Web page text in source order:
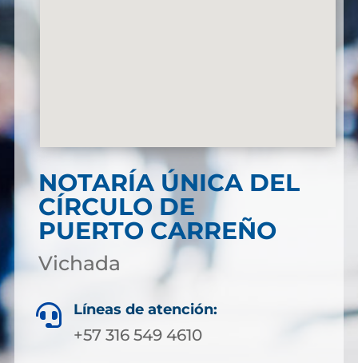
NOTARÍA ÚNICA DEL
CÍRCULO DE
PUERTO CARREÑO
Vichada
 Líneas de atención:
+57 316 549 4610